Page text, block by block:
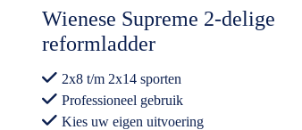
Wienese Supreme 2-delige
reformladder
2x8 t/m 2x14 sporten
Professioneel gebruik
Kies uw eigen uitvoering